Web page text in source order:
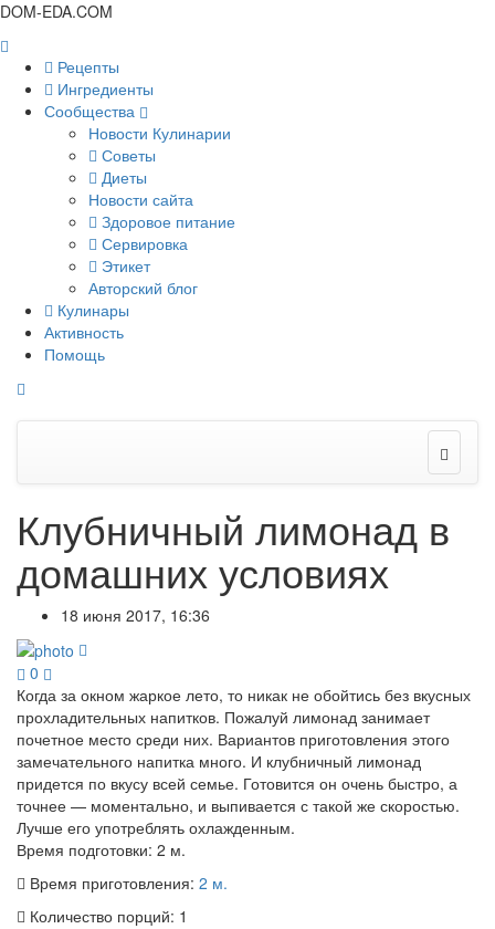
DOM-EDA.COM
Рецепты
Ингредиенты
Сообщества
Новости Кулинарии
Советы
Диеты
Новости сайта
Здоровое питание
Сервировка
Этикет
Авторский блог
Кулинары
Активность
Помощь
Клубничный лимонад в
домашних условиях
18 июня 2017, 16:36
0
Когда за окном жаркое лето, то никак не обойтись без вкусных
прохладительных напитков. Пожалуй лимонад занимает
почетное место среди них. Вариантов приготовления этого
замечательного напитка много. И клубничный лимонад
придется по вкусу всей семье. Готовится он очень быстро, а
точнее — моментально, и выпивается с такой же скоростью.
Лучше его употреблять охлажденным.
Время подготовки: 2 м.
Время приготовления: 2 м.
Количество порций: 1